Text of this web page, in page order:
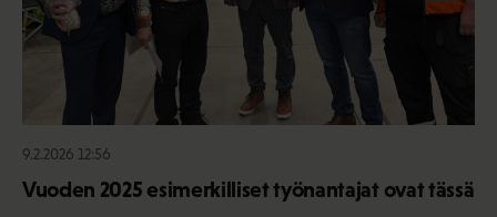
9.2.2026 12:56
Vuoden 2025 esimerkilliset työnantajat ovat tässä